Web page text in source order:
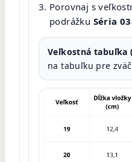
Porovnaj s
podrážku Séria
Veľkostná tabuľka
na tabuľku pre